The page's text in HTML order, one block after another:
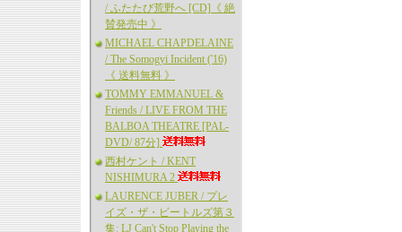
/ ふたたび荒野へ [CD]《 絶
賛発売中 》
MICHAEL CHAPDELAINE
/ The Somogyi Incident ('16)
《 送料無料 》
TOMMY EMMANUEL &
Friends / LIVE FROM THE
BALBOA THEATRE [PAL-
DVD/ 87分]
西村ケント / KENT
NISHIMURA 2
LAURENCE JUBER / プレ
イズ・ザ・ビートルズ第３
集: LJ Can't Stop Playing the